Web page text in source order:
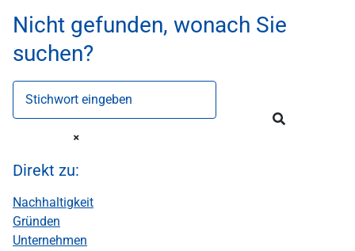
Nicht gefunden, wonach Sie
suchen?
Stichwort eingeben
Direkt zu:
Nachhaltigkeit
Gründen
Unternehmen